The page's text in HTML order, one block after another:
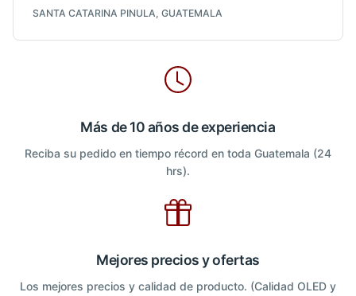
SANTA CATARINA PINULA, GUATEMALA
Más de 10 años de experiencia
Reciba su pedido en tiempo récord en toda Guatemala (24
hrs).
Mejores precios y ofertas
Los mejores precios y calidad de producto. (Calidad OLED y